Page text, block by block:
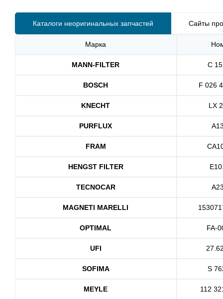
Каталоги неоригинальных запчастей Сайты
Марка
MANN-FILTER C
BOSCH F 026
KNECHT LX
PURFLUX
FRAM
HENGST FILTER
TECNOCAR
MAGNETI MARELLI
OPTIMAL FA-
UFI
SOFIMA S
MEYLE 112